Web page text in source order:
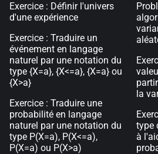
Exercice : Définir l'univers
d'une expérience
Exercice : Traduire un
événement en langage
naturel par une notation du
type {X=a}, {X<=a}, {X=a} ou
{X>a}
Exercice : Traduire une
probabilité en langage
naturel par une notation du
type P(X=a), P(X<=a),
P(X=a) ou P(X>a)
la
type
à